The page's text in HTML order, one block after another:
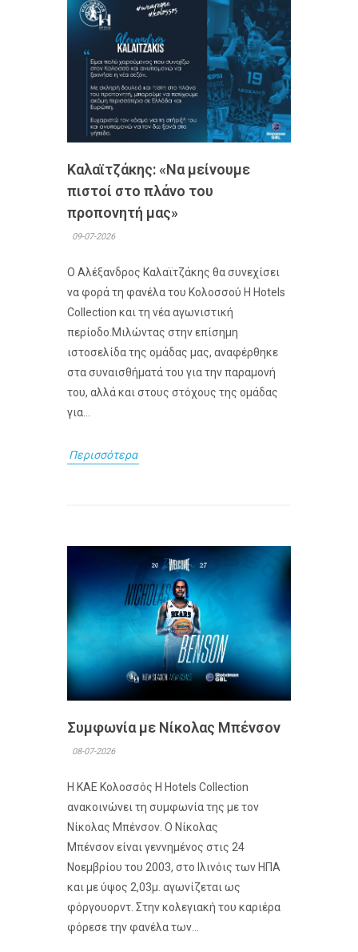
Καλαϊτζάκης: «Να μείνουμε
πιστοί στο πλάνο του
προπονητή μας»
09-07-2026
Ο Αλέξανδρος Καλαϊτζάκης θα συνεχίσει
να φορά τη φανέλα του Κολοσσού H Hotels
Collection και τη νέα αγωνιστική
περίοδο.Μιλώντας στην επίσημη
ιστοσελίδα της ομάδας μας, αναφέρθηκε
στα συναισθήματά του για την παραμονή
του, αλλά και στους στόχους της ομάδας
για...
Περισσότερα
Συμφωνία με Νίκολας Μπένσον
08-07-2026
Η ΚΑΕ Κολοσσός H Hotels Collection
ανακοινώνει τη συμφωνία της με τον
Νίκολας Μπένσον. Ο Νίκολας
Μπένσον είναι γεννημένος στις 24
Νοεμβρίου του 2003, στο Ιλινόις των ΗΠΑ
και με ύψος 2,03μ. αγωνίζεται ως
φόργουορντ. Στην κολεγιακή του καριέρα
φόρεσε την φανέλα των...